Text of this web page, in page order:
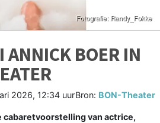
ANNICK BOER IN
2026, 12:34 uurBron: BON-Theater
cabaretvoorstelling van actrice,